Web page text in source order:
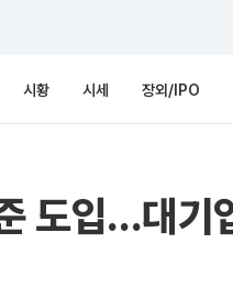
시황 시세 장외/IPO
도입...대기